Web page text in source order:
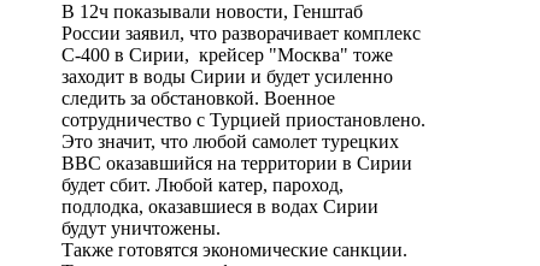
В 12ч показывали новости, Генштаб
России заявил, что разворачивает комплекс
С-400 в Сирии, крейсер "Москва" тоже
заходит в воды Сирии и будет усиленно
следить за обстановкой. Военное
сотрудничество с Турцией приостановлено.
Это значит, что любой самолет турецких
ВВС оказавшийся на территории в Сирии
будет сбит. Любой катер, пароход,
подлодка, оказавшиеся в водах Сирии
будут уничтожены.
Также готовятся экономические санкции.